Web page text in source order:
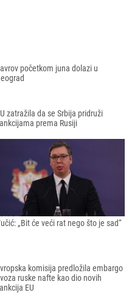
Lavrov početkom juna dolazi u
sankcijama prema Rusiji